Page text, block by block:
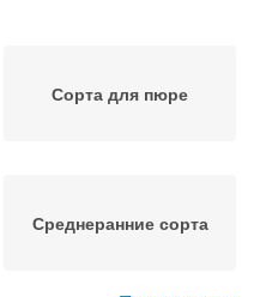
Сорта для пюре
Среднеранние сорта